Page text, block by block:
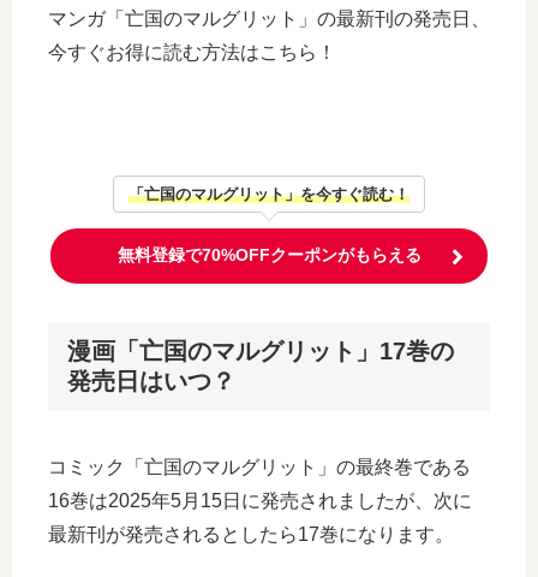
マンガ「亡国のマルグリット」の最新刊の発売日、
今すぐお得に読む方法はこちら！
「亡国のマルグリット」を今すぐ読む！
無料登録で70%OFFクーポンがもらえる
漫画「亡国のマルグリット」17巻の
発売日はいつ？
コミック「亡国のマルグリット」の最終巻である
16巻は2025年5月15日に発売されましたが、次に
最新刊が発売されるとしたら17巻になります。